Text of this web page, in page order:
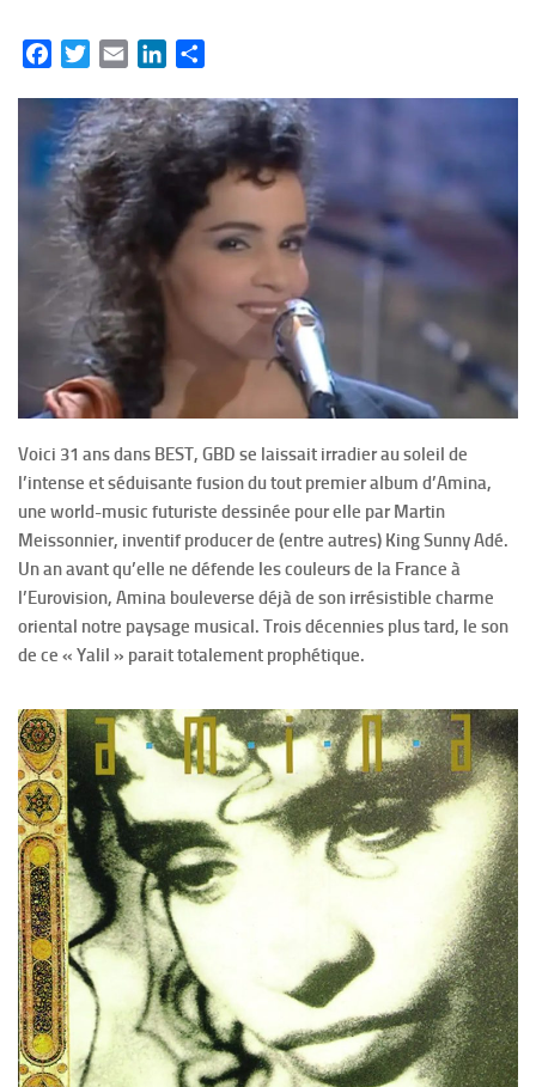
FacebookTwitterEmail LinkedIn
Voici 31 ans dans BEST, GBD se laissait irradier au soleil de
l’intense et séduisante fusion du tout premier album d’Amina,
une world-music futuriste dessinée pour elle par Martin
Meissonnier, inventif producer de (entre autres) King Sunny Adé.
Un an avant qu’elle ne défende les couleurs de la France à
l’Eurovision, Amina bouleverse déjà de son irrésistible charme
oriental notre paysage musical. Trois décennies plus tard, le son
de ce « Yalil » parait totalement prophétique.